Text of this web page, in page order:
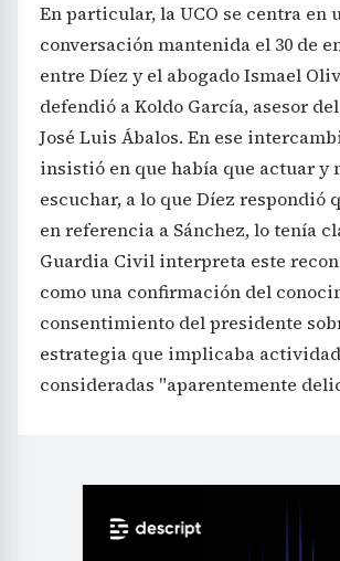
En particular, la UCO se centra en
conversación mantenida el 30 de
entre Díez y el abogado Ismael
defendió a Koldo García, asesor
José Luis Ábalos. En ese
insistió en que había que actuar y
escuchar, a lo que Díez respondió
en referencia a Sánchez, lo tenía
Guardia Civil interpreta este
como una confirmación del
consentimiento del presidente
estrategia que implicaba
consideradas "aparentemente